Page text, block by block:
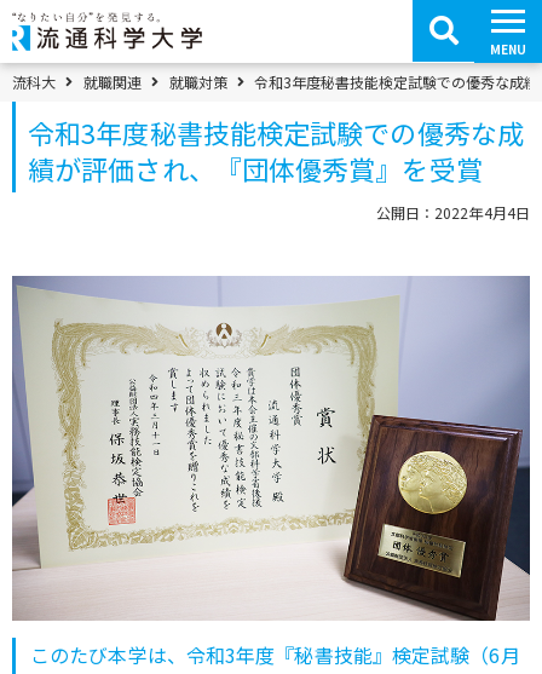
コ
ン
テ
ン
ツ
へ
移
MENU
パンくずメニュー
流科大 就職関連 就職対策 令和3年度秘書技能検定試験での優秀な成
令和3年度秘書技能検定試験での優秀な成
績が評価され、『団体優秀賞』を受賞
公開日：2022年4月4日
このたび本学は、令和3年度『秘書技能』検定試験（6月